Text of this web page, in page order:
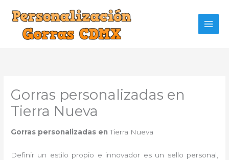
contenido
Gorras personalizadas en
Tierra Nueva
Gorras personalizadas en Tierra Nueva
Definir un estilo propio e innovador es un sello personal,